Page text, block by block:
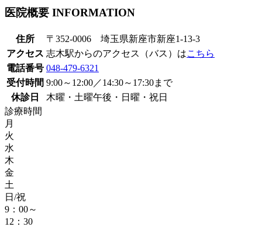
医院概要 INFORMATION
住所
〒352-0006 埼玉県新座市新座1-13-3
アクセス 志木駅からのアクセス（バス）はこちら
電話番号 048-479-6321
受付時間 9:00～12:00／14:30～17:30まで
休診日
木曜・土曜午後・日曜・祝日
診療時間
月
火
水
木
金
土
日/祝
9：00～
12：30